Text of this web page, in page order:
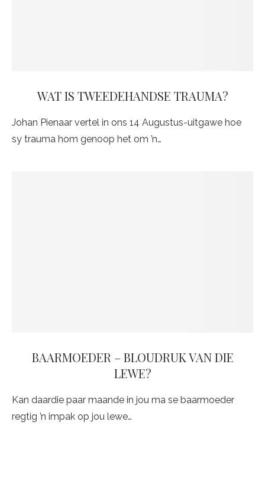
WAT IS TWEEDEHANDSE TRAUMA?
Johan Pienaar vertel in ons 14 Augustus-uitgawe hoe
sy trauma hom genoop het om ’n…
BAARMOEDER – BLOUDRUK VAN DIE
LEWE?
Kan daardie paar maande in jou ma se baarmoeder
regtig ’n impak op jou lewe…